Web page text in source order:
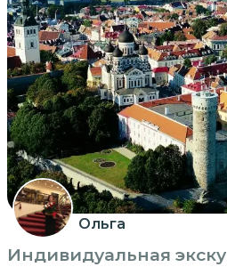
Ольга
Индивидуальная